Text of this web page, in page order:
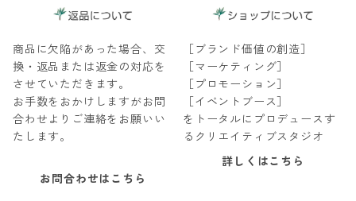
商品に欠陥があった場合、交
換・返品または返金の対応を
させていただきます。
お手数をおかけしますがお問
合わせよりご連絡をお願いい
たします。
お問合わせはこちら
［ブランド価値の創造］
［マーケティング］
［プロモーション］
［イベントブース］
をトータルにプロデュースす
るクリエイティブスタジオ
詳しくはこちら